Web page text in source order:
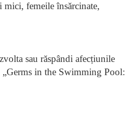
mici, femeile însărcinate,
sau răspândi afecțiunile
„Germs in the Swimming Pool: